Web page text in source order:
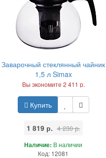
Заварочный стеклянный чайник
1,5 л Simax
Вы экономите 2 411 р.
Купить
1 819 р. 4 230 р.
Наличие: В наличии
Код: 12081